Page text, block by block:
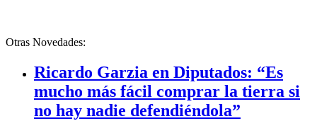
Otras Novedades:
Ricardo Garzia en Diputados: “Es
mucho más fácil comprar la tierra si
no hay nadie defendiéndola”